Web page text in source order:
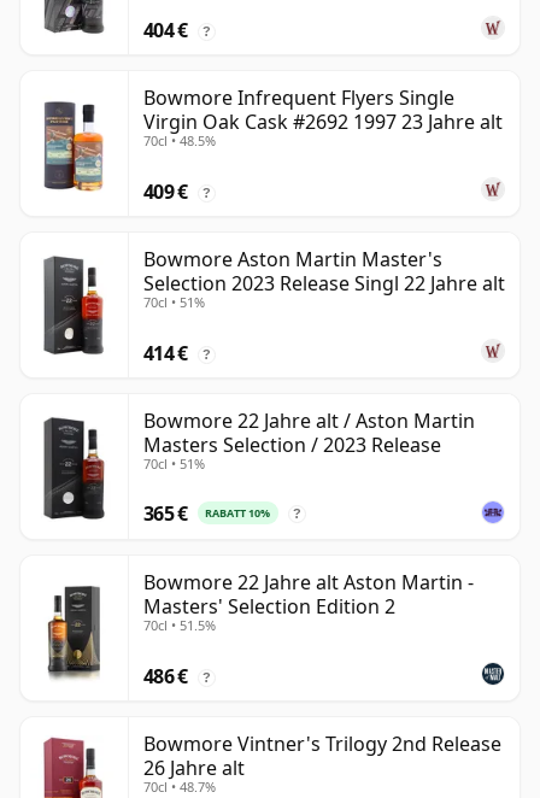
404 € ?
Bowmore Infrequent Flyers Single
Virgin Oak Cask #2692 1997 23 Jahre alt
70cl • 48.5%
409 € ?
Bowmore Aston Martin Master's
Selection 2023 Release Singl 22 Jahre alt
70cl • 51%
414 € ?
Bowmore 22 Jahre alt / Aston Martin
Masters Selection / 2023 Release
70cl • 51%
365 € RABATT 10% ?
Bowmore 22 Jahre alt Aston Martin -
Masters' Selection Edition 2
70cl • 51.5%
486 € ?
Bowmore Vintner's Trilogy 2nd Release
26 Jahre alt
70cl • 48.7%